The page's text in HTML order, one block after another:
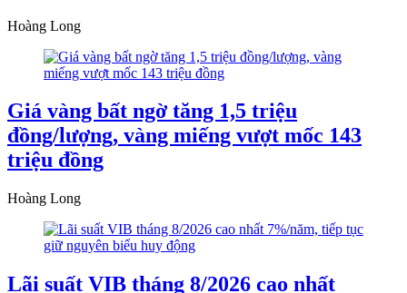
Hoàng Long
Giá vàng bất ngờ tăng 1,5 triệu
đồng/lượng, vàng miếng vượt mốc 143
triệu đồng
Hoàng Long
Lãi suất VIB tháng 8/2026 cao nhất